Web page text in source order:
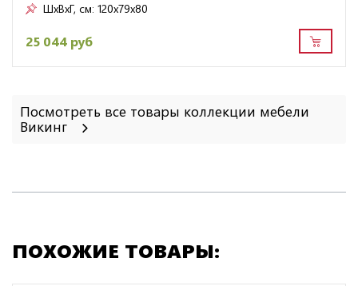
ШxВxГ, см: 120x79x80
25 044 руб
Посмотреть все товары коллекции мебели
Викинг
ПОХОЖИЕ ТОВАРЫ: